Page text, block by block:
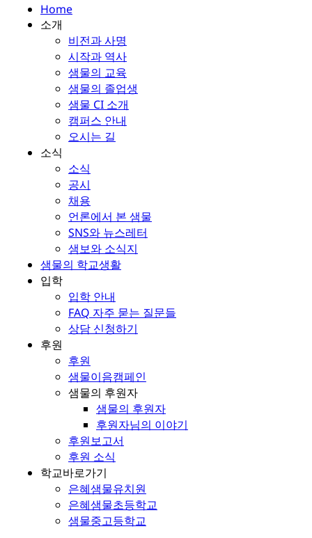
Home
소개
비전과 사명
시작과 역사
샘물의 교육
샘물의 졸업생
샘물 CI 소개
캠퍼스 안내
오시는 길
소식
소식
공시
채용
언론에서 본 샘물
SNS와 뉴스레터
샘보와 소식지
샘물의 학교생활
입학
입학 안내
FAQ 자주 묻는 질문들
상담 신청하기
후원
후원
샘물이음캠페인
샘물의 후원자
샘물의 후원자
후원자님의 이야기
후원보고서
후원 소식
학교바로가기
은혜샘물유치원
은혜샘물초등학교
샘물중고등학교